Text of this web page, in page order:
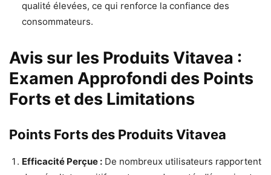
qualité élevées, ce qui renforce la confiance des
consommateurs.
Avis sur les Produits Vitavea :
Examen Approfondi des Points
Forts et des Limitations
Points Forts des Produits Vitavea
Efficacité Perçue : De nombreux utilisateurs rapportent